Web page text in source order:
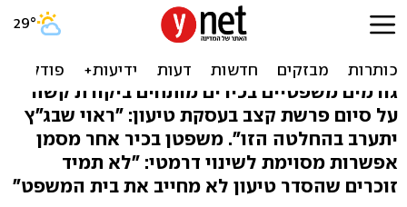
"עסקת הטיעון - כשלון
מוחלט לפרקליטות"
גורמים משפטיים בכירים מותחים ביקורת קשה
על סיום פרשת קצב בעסקת טיעון: "ראוי שבג"ץ
יתערב בהחלטה הזו". משפטן בכיר אחר מסמן
אפשרות מסוימת לשינוי דרמטי: "לא תמיד
זוכרים שהסדר טיעון לא מחייב את בית המשפט"